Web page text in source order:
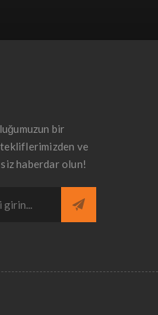
bir
tekliflerimizden ve
haberdar olun!